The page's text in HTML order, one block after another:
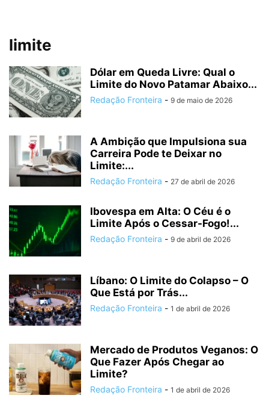
limite
Dólar em Queda Livre: Qual o
Limite do Novo Patamar Abaixo...
Redação Fronteira - 9 de maio de 2026
A Ambição que Impulsiona sua
Carreira Pode te Deixar no
Limite:...
Redação Fronteira - 27 de abril de 2026
Ibovespa em Alta: O Céu é o
Limite Após o Cessar-Fogo!...
Redação Fronteira - 9 de abril de 2026
Líbano: O Limite do Colapso – O
Que Está por Trás...
Redação Fronteira - 1 de abril de 2026
Mercado de Produtos Veganos: O
Que Fazer Após Chegar ao
Limite?
Redação Fronteira - 1 de abril de 2026